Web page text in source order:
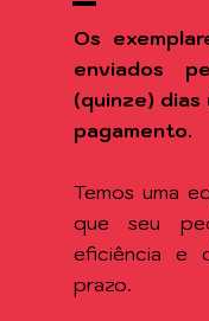
Os
enviados
(quinze)
pagamento.
Temos uma
que seu
eficiência e
prazo.